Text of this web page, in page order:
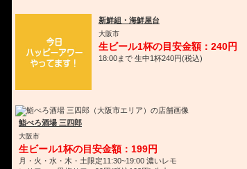
新鮮組・海鮮屋台
大阪市
生ビール1杯の目安金額：240円
18:00まで 生中1杯240円(税込)
鮨べろ酒場 三四郎
大阪市
生ビール1杯の目安金額：199円
月・火・水・木・土限定11:30~19:00 濃いレモ